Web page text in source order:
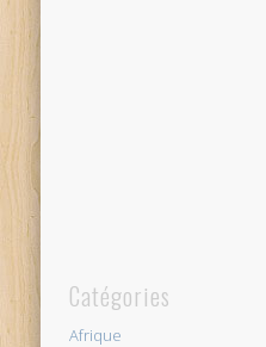
Catégories
Afrique